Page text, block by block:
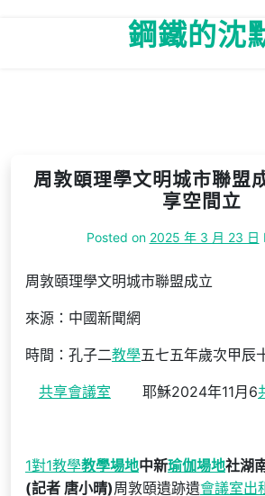
鋼鐵的沈
周敦頤理學文明城市聯盟
享空間立
Posted on 2025 年 3 月 23 日
周敦頤理學文明城市聯盟成立
來源：中國新聞網
時間：孔子二教學五七五年歲次甲辰
共享會議室 耶穌2024年11月6
1對1教學教學場地中新瑜伽場地社湖
(記者 唐小晴)周敦頤遺跡遺會議室出